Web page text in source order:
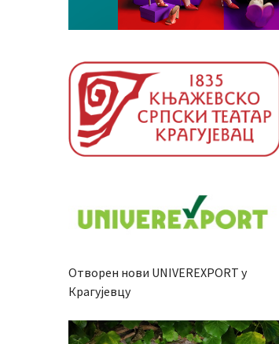
Отворен нови UNIVEREXPORT у
Крагујевцу